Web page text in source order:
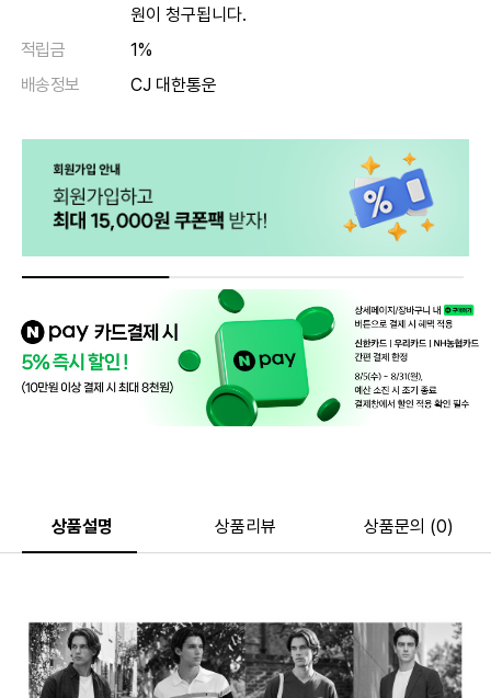
원이 청구됩니다.
적립금
1%
배송정보
CJ 대한통운
상품설명 상품리뷰 상품문의 (0)